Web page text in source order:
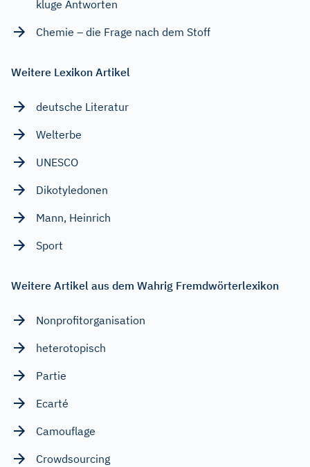
kluge Antworten
Chemie – die Frage nach dem Stoff
Weitere Lexikon Artikel
deutsche Literatur
Welterbe
UNESCO
Dikotyledonen
Mann, Heinrich
Sport
Weitere Artikel aus dem Wahrig Fremdwörterlexikon
Nonprofitorganisation
heterotopisch
Partie
Ecarté
Camouflage
Crowdsourcing